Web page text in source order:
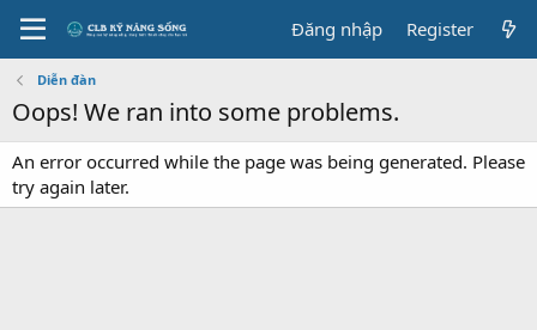
Đăng nhập Register
Diễn đàn
Oops! We ran into some problems.
An error occurred while the page was being generated. Please
try again later.